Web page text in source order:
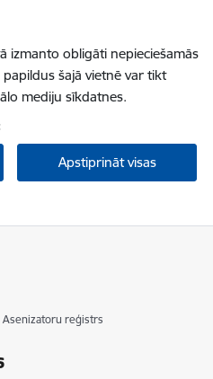
izmanto obligāti nepieciešamās
šajā vietnē var tikt
mediju sīkdatnes.
Apstiprināt visas
Asenizatoru reģistrs